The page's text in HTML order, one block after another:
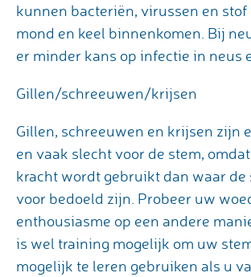
kunnen bacteriën, virussen en
mond en keel binnenkomen. Bij
er minder kans op infectie in neus
Gillen/schreeuwen/krijsen
Gillen, schreeuwen en krijsen zijn
en vaak slecht voor de stem,
kracht wordt gebruikt dan waar de
voor bedoeld zijn. Probeer uw
enthousiasme op een andere
is wel training mogelijk om uw
mogelijk te leren gebruiken als u